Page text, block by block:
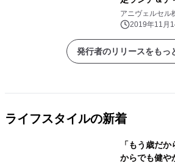
アニヴェルセル
2019年11月
発行者のリリースをもっ
ライフスタイルの新着
「もう歳だ
からでも健や